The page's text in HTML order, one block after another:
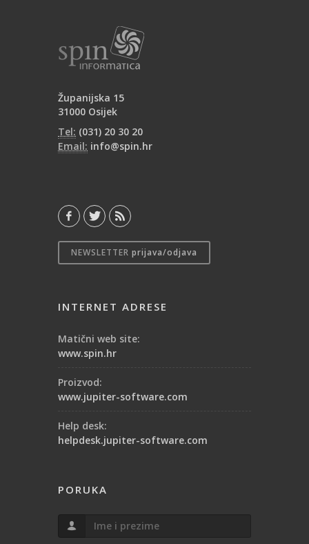
Županijska 15
31000 Osijek
Tel: (031) 20 30 20
Email: info@spin.hr
NEWSLETTER prijava/odjava
INTERNET ADRESE
Matični web site:
www.spin.hr
Proizvod:
www.jupiter-software.com
Help desk:
helpdesk.jupiter-software.com
PORUKA